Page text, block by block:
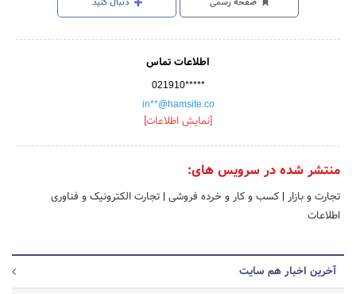
اطلاعات تماس
021910*****
in**@hamsite.co
[نمایش اطلاعات]
منتشر شده در سرویس های:
تجارت و بازار | کسب و کار و خرده فروشی | تجارت الکترونیک و فناوری
اطلاعات
آخرین اخبار هم سایت